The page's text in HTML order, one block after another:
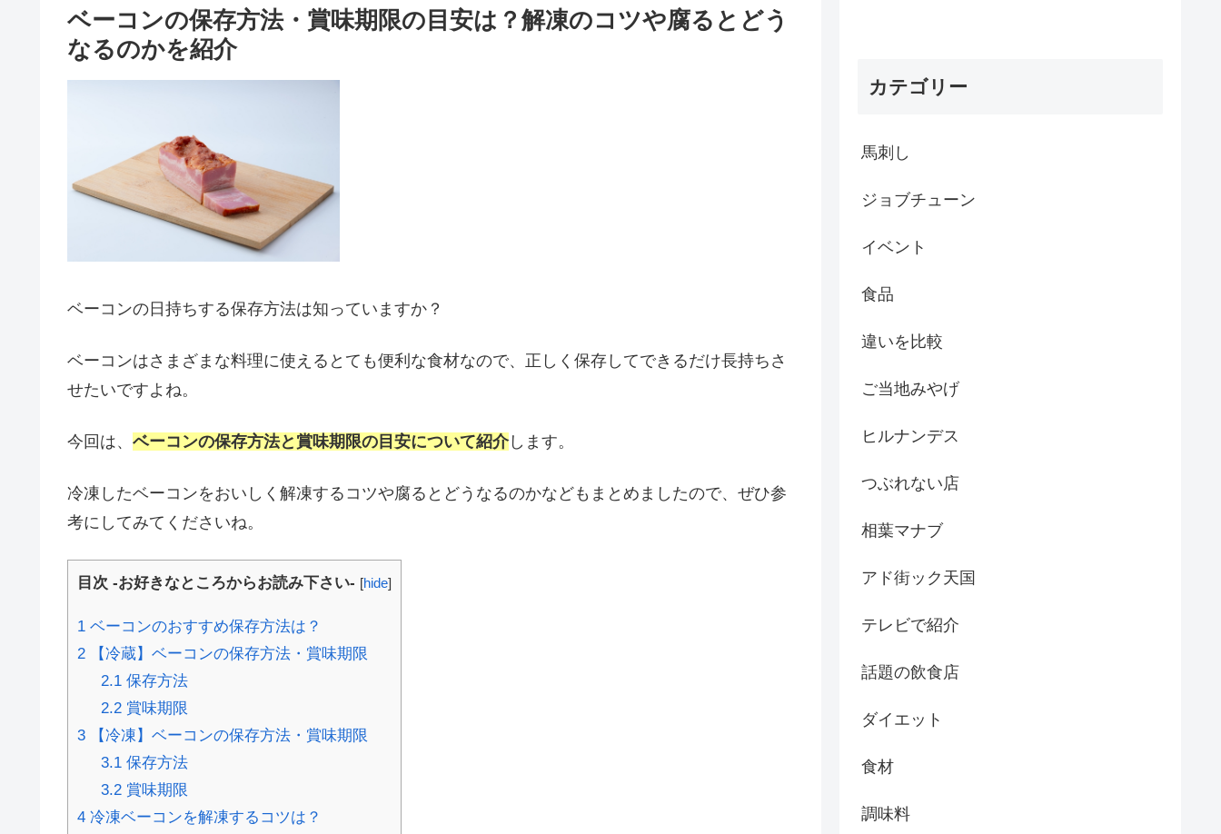
ベーコンの保存方法・賞味期限の目安は？解凍のコツや腐るとどう
なるのかを紹介
ベーコンの日持ちする保存方法は知っていますか？
ベーコンはさまざまな料理に使えるとても便利な食材なので、正しく保存してできるだけ長持ちさ
せたいですよね。
今回は、 ベーコンの保存方法と賞味期限の目安について紹介します。
冷凍したベーコンをおいしく解凍するコツや腐るとどうなるのかなどもまとめましたので、ぜひ参
考にしてみてくださいね。
目次 -お好きなところからお読み下さい- [hide]
1 ベーコンのおすすめ保存方法は？
2 【冷蔵】ベーコンの保存方法・賞味期限
2.1保存方法
2.2賞味期限
3 【冷凍】ベーコンの保存方法・賞味期限
3.1保存方法
3.2賞味期限
4 冷凍ベーコンを解凍するコツは？
カテゴリー
馬刺し
ジョブチューン
イベント
食品
違いを比較
ご当地みやげ
ヒルナンデス
つぶれない店
相葉マナブ
アド街ック天国
テレビで紹介
話題の飲食店
ダイエット
食材
調味料